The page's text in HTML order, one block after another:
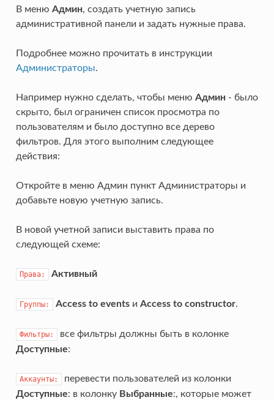
В меню Админ, создать учетную запись
административной панели и задать нужные права.
Подробнее можно прочитать в инструкции
Администраторы.
Например нужно сделать, чтобы меню Админ- было
скрыто, был ограничен список просмотра по
пользователям и было доступно все дерево
фильтров. Для этого выполним следующее
действия:
Откройте в меню Админ пункт Администраторы и
добавьте новую учетную запись.
В новой учетной записи выставить права по
следующей схеме:
Права: Активный
Группы: Access to eventsи Access to constructor.
Фильтры:
все фильтры должны быть в колонке
Доступные:
Аккаунты:
перевести пользователей из колонки
Доступные: в колонку Выбранные:, которые может